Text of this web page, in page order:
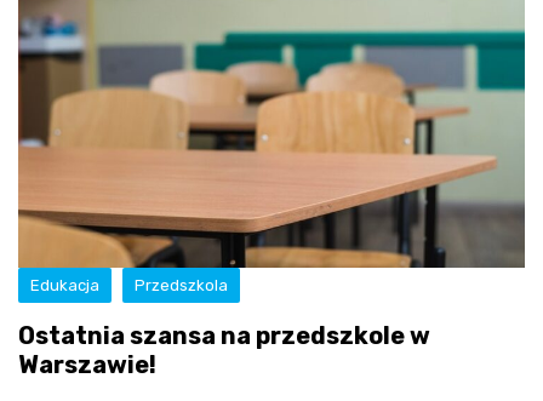
Edukacja Przedszkola
Ostatnia szansa na przedszkole w
Warszawie!